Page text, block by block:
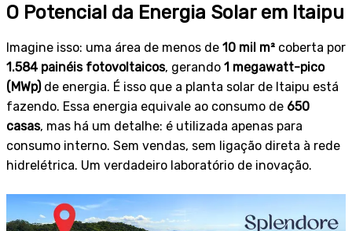
O Potencial da Energia Solar em Itaipu
Imagine isso: uma área de menos de 10 mil m² coberta por
1.584 painéis fotovoltaicos, gerando 1 megawatt-pico
(MWp)de energia. É isso que a planta solar de Itaipu está
fazendo. Essa energia equivale ao consumo de 650
casas, mas há um detalhe: é utilizada apenas para
consumo interno. Sem vendas, sem ligação direta à rede
hidrelétrica. Um verdadeiro laboratório de inovação.